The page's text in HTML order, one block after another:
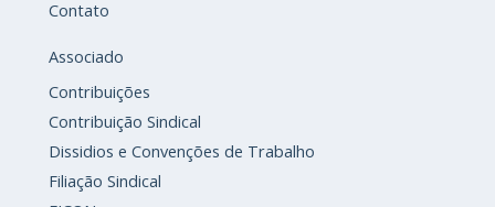
Contato
Associado
Contribuições
Contribuição Sindical
Dissidios e Convenções de Trabalho
Filiação Sindical